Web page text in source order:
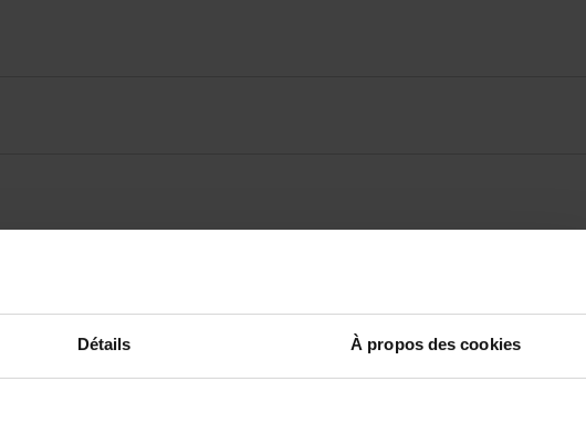
Détails À propos des cookies